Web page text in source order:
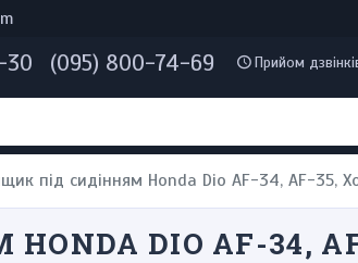
30 (095) 800-74-69 Прийом
під сидінням Honda Dio AF-34, AF-35,
DIO AF-34,